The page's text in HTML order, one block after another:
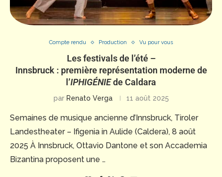
Compte rendu Production Vu pour vous
Les festivals de l’été –
Innsbruck : première représentation moderne de
l’IPHIGÉNIEde Caldara
par Renato Verga 11 août 2025
Semaines de musique ancienne d’Innsbruck, Tiroler
Landestheater – Ifigenia in Aulide (Caldera), 8 août
2025 À Innsbruck, Ottavio Dantone et son Accademia
Bizantina proposent une …